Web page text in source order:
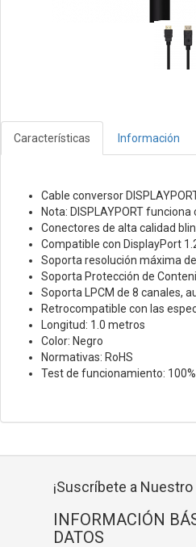
Características Información
Cable conversor
Nota: DISPLAYPORT
Conectores de alta calidad
Compatible con DisplayPort
Soporta resolución máxima
Soporta Protección de
Soporta LPCM de 8 canales,
Retrocompatible con las
Longitud: 1.0 metros
Color: Negro
Normativas: RoHS
Test de funcionamiento:
¡Suscríbete a
INFORMACIÓN
DATOS